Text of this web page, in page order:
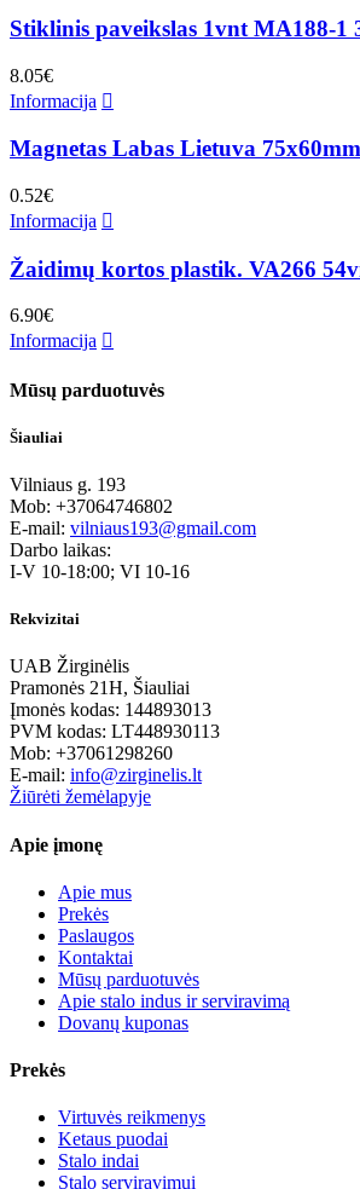
Stiklinis paveikslas 1vnt MA188-1
8.05€
Informacija
Magnetas Labas Lietuva 75x60mm
0.52€
Informacija
Žaidimų kortos plastik. VA266
6.90€
Informacija
Mūsų parduotuvės
Šiauliai
Vilniaus g. 193
Mob: +37064746802
E-mail: vilniaus193@gmail.com
Darbo laikas:
I-V 10-18:00; VI 10-16
Rekvizitai
UAB Žirginėlis
Pramonės 21H, Šiauliai
Įmonės kodas: 144893013
PVM kodas: LT448930113
Mob: +37061298260
E-mail: info@zirginelis.lt
Žiūrėti žemėlapyje
Apie įmonę
Apie mus
Prekės
Paslaugos
Kontaktai
Mūsų parduotuvės
Apie stalo indus ir serviravimą
Dovanų kuponas
Prekės
Virtuvės reikmenys
Ketaus puodai
Stalo indai
Stalo serviravimui